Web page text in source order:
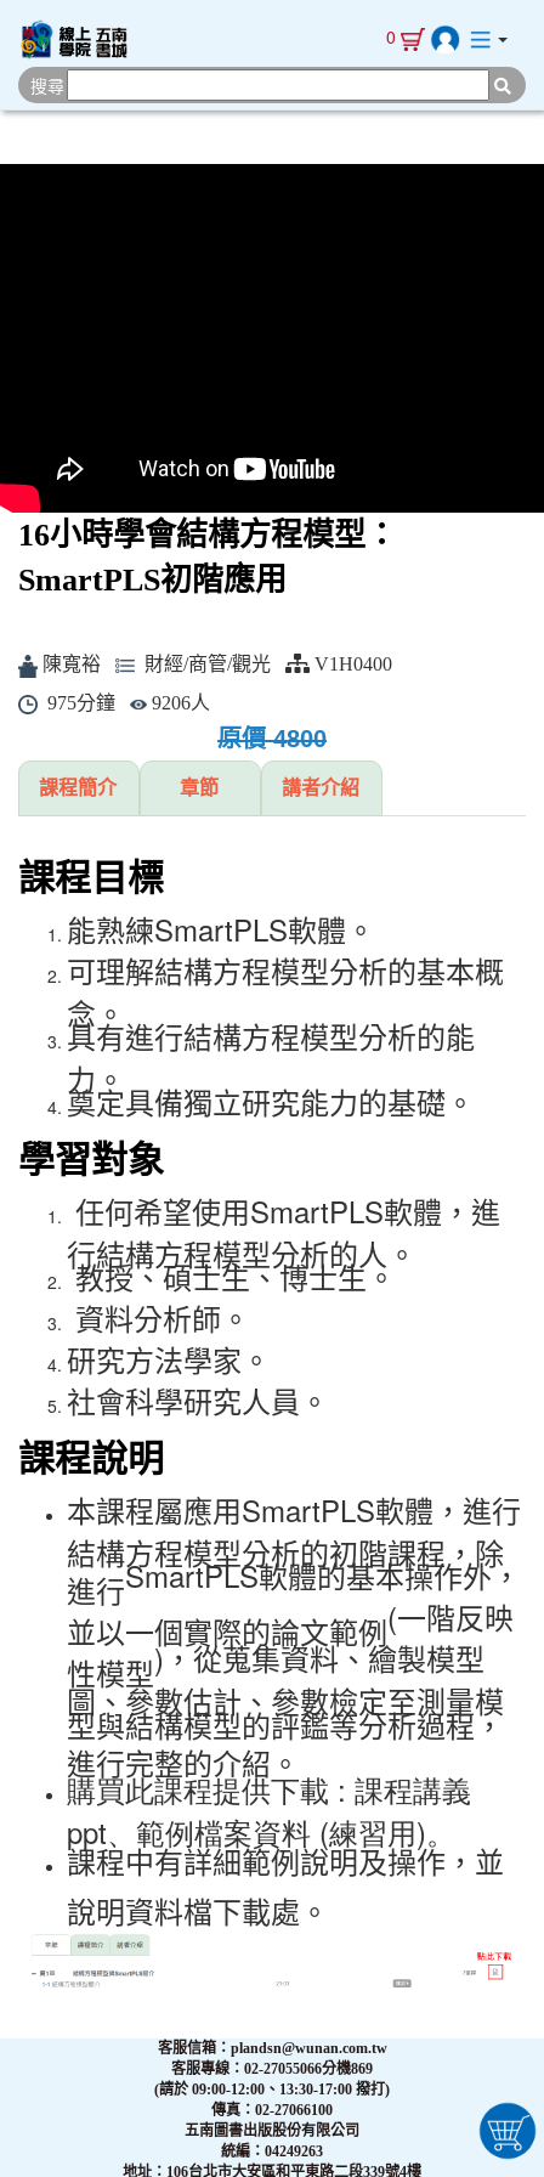
0
搜尋
16小時學會結構方程模型：
SmartPLS初階應用
陳寬裕 財經/商管/觀光
V1H0400
975分鐘
9206人
原價 4800
課程簡介 章節 講者介紹
課程目標
能熟練SmartPLS軟體。
可理解結構方程模型分析的基本概
念。
具有進行結構方程模型分析的能
力。
奠定具備獨立研究能力的基礎。
學習對象
任何希望使用SmartPLS軟體，進
行結構方程模型分析的人。
教授、碩士生、博士生。
資料分析師。
研究方法學家。
社會科學研究人員。
課程說明
本課程屬應用SmartPLS軟體，進行
結構方程模型分析的初階課程，除
進行SmartPLS軟體的基本操作外，
並以一個實際的論文範例(一階反映
性模型)，從蒐集資料、繪製模型
圖、參數估計、參數檢定至測量模
型與結構模型的評鑑等分析過程，
進行完整的介紹。
購買此課程提供下載 : 課程講義
ppt、範例檔案資料 (練習用)。
課程中有詳細範例說明及操作，並
說明資料檔下載處。
客服信箱：plandsn@wunan.com.tw
客服專線：02-27055066分機869
(請於 09:00-12:00、13:30-17:00 撥打)
傳真：02-27066100
五南圖書出版股份有限公司
統編：04249263
地址：106台北市大安區和平東路二段339號4樓